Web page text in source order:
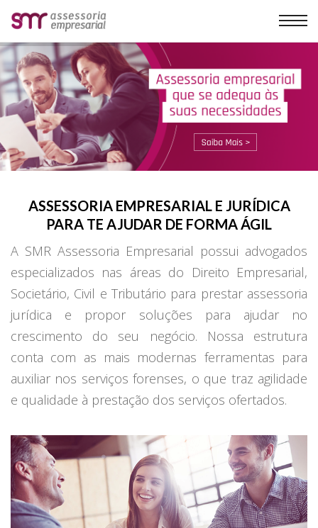
ASSESSORIA EMPRESARIAL E JURÍDICA
PARA TE AJUDAR DE FORMA ÁGIL
A SMR Assessoria Empresarial possui advogados
especializados nas áreas do Direito Empresarial,
Societário, Civil e Tributário para prestar assessoria
jurídica e propor soluções para ajudar no
crescimento do seu negócio. Nossa estrutura
conta com as mais modernas ferramentas para
auxiliar nos serviços forenses, o que traz agilidade
e qualidade à prestação dos serviços ofertados.